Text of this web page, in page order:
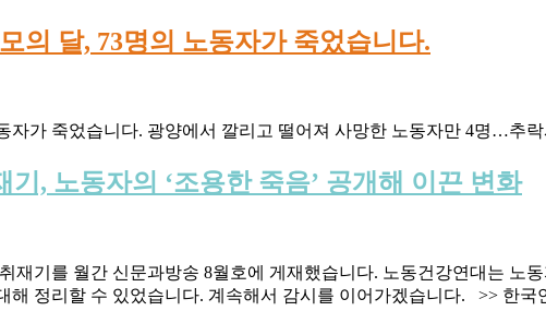
의 달, 73명의 노동자가 죽었습니다.
자가 죽었습니다. 광양에서 깔리고 떨어져 사망한 노동자만 4명…추
, 노동자의 ‘조용한 죽음’ 공개해 이끈 변화
재기를 월간 신문과방송 8월호에 게재했습니다. 노동건강연대는 노
해 정리할 수 있었습니다. 계속해서 감시를 이어가겠습니다. >> 한국